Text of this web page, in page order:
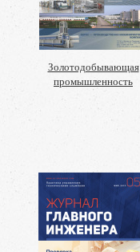
Золотодобывающая
промышленность